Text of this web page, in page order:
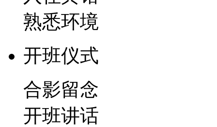
熟悉环境
开班仪式
合影留念
开班讲话